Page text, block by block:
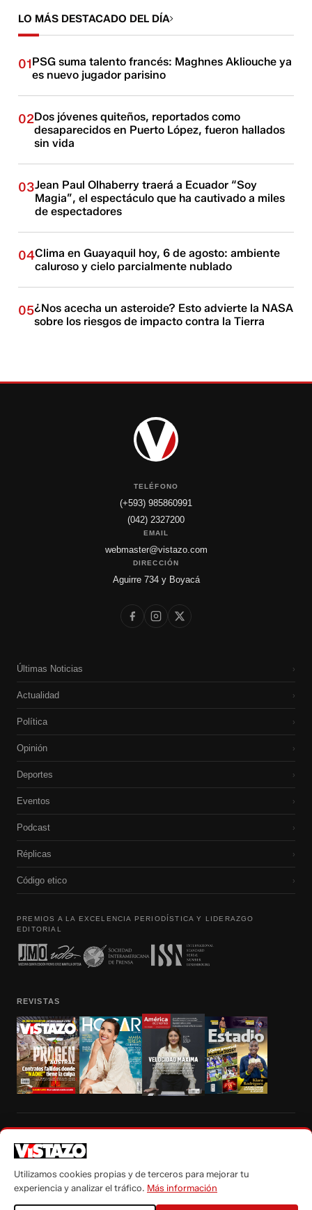
LO MÁS DESTACADO DEL DÍA
01PSG suma talento francés: Maghnes Akliouche ya
es nuevo jugador parisino
02Dos jóvenes quiteños, reportados como
desaparecidos en Puerto López, fueron hallados
sin vida
03Jean Paul Olhaberry traerá a Ecuador “Soy
Magia”, el espectáculo que ha cautivado a miles
de espectadores
04Clima en Guayaquil hoy, 6 de agosto: ambiente
caluroso y cielo parcialmente nublado
05¿Nos acecha un asteroide? Esto advierte la NASA
sobre los riesgos de impacto contra la Tierra
TELÉFONO
(+593) 985860991
(042) 2327200
EMAIL
webmaster@vistazo.com
DIRECCIÓN
Aguirre 734 y Boyacá
Últimas Noticias ›
Actualidad ›
Política ›
Opinión ›
Deportes ›
Eventos ›
Podcast ›
Réplicas ›
Código etico ›
PREMIOS A LA EXCELENCIA PERIODÍSTICA Y LIDERAZGO
EDITORIAL
REVISTAS
autorización escrita de su titular, de todos los contenidos de Vistazo.com.
Utilizamos cookies propias y de terceros para mejorar tu
experiencia y analizar el tráfico. Más información